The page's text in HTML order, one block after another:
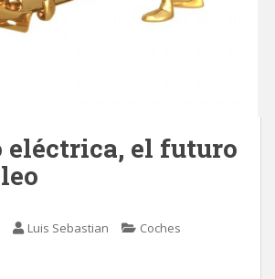
eléctrica, el futuro
Luis Sebastian
Coches